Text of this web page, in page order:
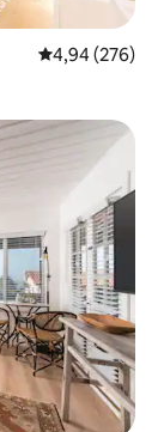
Note
4,94 (276)